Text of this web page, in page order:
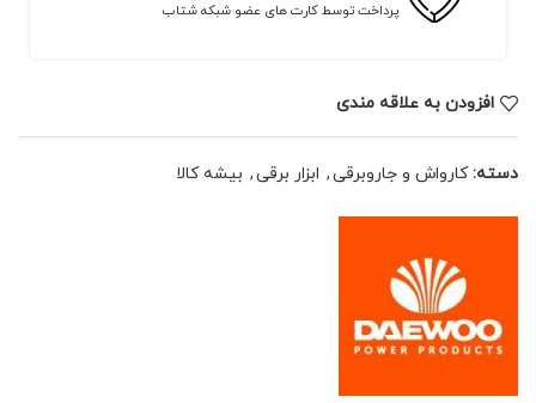
پرداخت توسط کارت های عضو شبکه شتاب
افزودن به علاقه مندی
دسته: کارواش و جاروبرقی, ابزار برقی, بیشه کالا